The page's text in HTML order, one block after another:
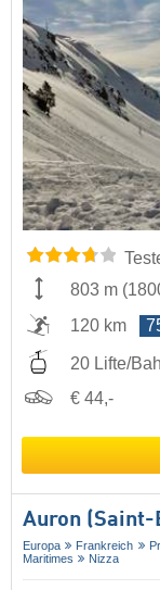
803 m (
120 km
20 Lifte/
€ 44,-
Auron
Europa Frankreich
Maritimes
Nizza